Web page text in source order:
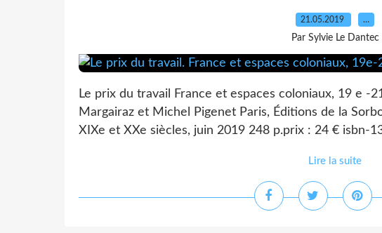
21.05.2019 …
Par Sylvie Le Dantec
Le prix du travail France et espaces coloniaux, 19 e -
Margairaz et Michel Pigenet Paris, Éditions de la
XIXe et XXe siècles, juin 2019 248 p.prix : 24 € isbn-
Lire la suite